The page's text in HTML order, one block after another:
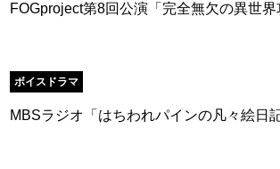
FOGproject第8回公演「完全無欠の異世界
ボイスドラマ
MBSラジオ「はちわれパインの凡々絵日